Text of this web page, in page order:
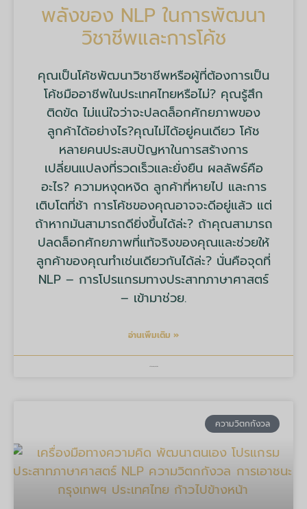
พลังของ NLP ในการพัฒนา
วิชาชีพและการโค้ช
คุณเป็นโค้ชพัฒนาวิชาชีพหรือผู้ที่ต้องการเป็น
โค้ชมืออาชีพในประเทศไทยหรือไม่? คุณรู้สึก
ติดขัด ไม่แน่ใจว่าจะปลดล็อกศักยภาพของ
ลูกค้าได้อย่างไร?คุณไม่ได้อยู่คนเดียว โค้ช
หลายคนประสบปัญหาในการสร้างการ
เปลี่ยนแปลงที่รวดเร็วและยั่งยืน ผลลัพธ์คือ
อะไร? ความหงุดหงิด ลูกค้าที่หายไป และการ
เติบโตที่ช้า การโค้ชของคุณอาจจะดีอยู่แล้ว แต่
ถ้าหากมันสามารถดียิ่งขึ้นได้ล่ะ? ถ้าคุณสามารถ
ปลดล็อกศักยภาพที่แท้จริงของคุณและช่วยให้
ลูกค้าของคุณทำเช่นเดียวกันได้ล่ะ? นั่นคือจุดที่
NLP – การโปรแกรมทางประสาทภาษาศาสตร์
– เข้ามาช่วย.
อ่านเพิ่มเติม »
ความวิตกกังวล